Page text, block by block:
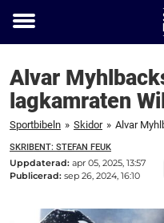
Toggle
Alvar
lagkamraten
Sportbibeln » Skidor »
SKRIBENT: STEFAN FEUK
Uppdaterad: apr 05, 2025, 13:57
Publicerad: sep 26, 2024, 16:10